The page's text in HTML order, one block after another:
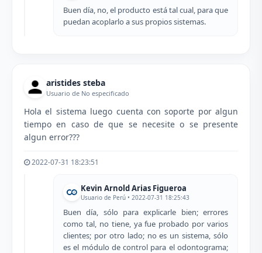
Buen día, no, el producto está tal cual, para que
puedan acoplarlo a sus propios sistemas.
aristides steba
Usuario de No especificado
Hola el sistema luego cuenta con soporte por algun
tiempo en caso de que se necesite o se presente
algun error???
2022-07-31 18:23:51
Kevin Arnold Arias Figueroa
Usuario de Perú • 2022-07-31 18:25:43
Buen día, sólo para explicarle bien; errores
como tal, no tiene, ya fue probado por varios
clientes; por otro lado; no es un sistema, sólo
es el módulo de control para el odontograma;